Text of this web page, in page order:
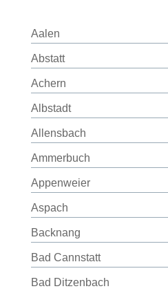
Aalen
Abstatt
Achern
Albstadt
Allensbach
Ammerbuch
Appenweier
Aspach
Backnang
Bad Cannstatt
Bad Ditzenbach